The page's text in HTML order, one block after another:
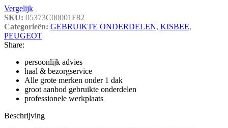
Vergelijk
SKU: 05373C00001F82
Categorieën: GEBRUIKTE ONDERDELEN, KISBEE,
PEUGEOT
Share:
persoonlijk advies
haal & bezorgservice
Alle grote merken onder 1 dak
groot aanbod gebruikte onderdelen
professionele werkplaats
Beschrijving